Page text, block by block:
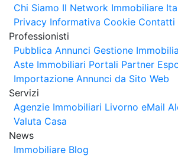
Chi Siamo Il Network Immobiliare
Privacy Informativa Cookie Contatti
Professionisti
Pubblica Annunci Gestione
Aste Immobiliari Portali Partner
Importazione Annunci da Sito Web
Servizi
Agenzie Immobiliari Livorno eMail
Valuta Casa
News
Immobiliare Blog